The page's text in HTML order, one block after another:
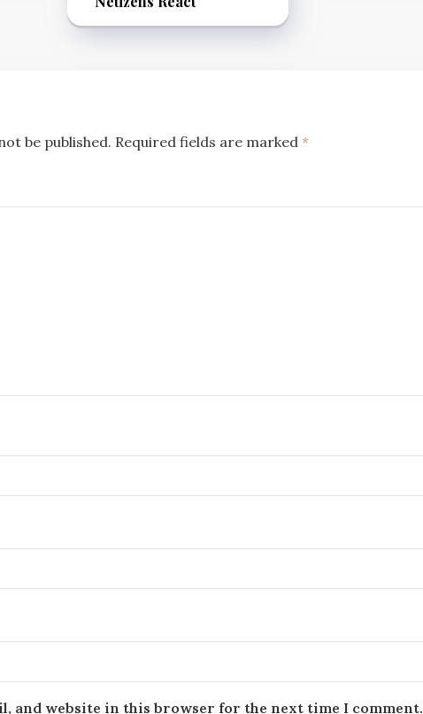
be published. Required fields are marked *
and website in this browser for the next time I comment.